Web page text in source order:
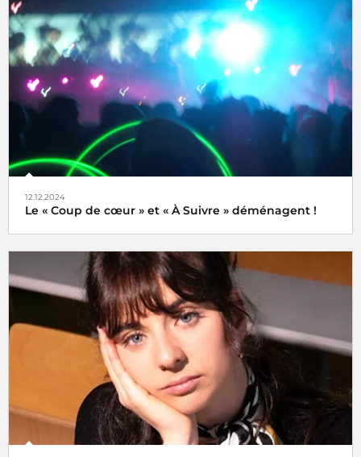
Une semaine internationale dédiée à la musique du 16 au
21 juin 2025
12.12.2024
Le « Coup de cœur » et « À Suivre » déménagent !
Tels des oiseaux migrateurs à partir du lundi 16 décembre
2024 retrouvez nos rubriquesCoup de cœur
non plus ici (sur radiofrance.com) mais là, à savoir sur la
plateforme